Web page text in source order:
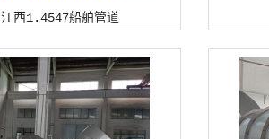
江西1.4547船舶管道